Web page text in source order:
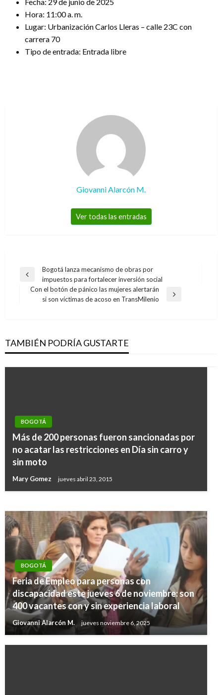
Hora: 11:00 a. m.
Lugar: Urbanización Carlos Lleras – calle 23C con
carrera 70
Tipo de entrada: Entrada libre
Giovanni Alarcón M.
Ver todas las entradas
Navegación
entradas
Entrada
anterior
Bogotá lanza mecanismo de obras por
impuestos para fortalecer inversión social
Entrada
Con el botón de pánico las mujeres alertarán
si son víctimas de acoso en TransMilenio
TAMBIÉN PODRÍA GUSTARTE
BOGOTÁ
Más de 200 personas fueron sancionadas por
no acatar las restricciones en Día sin carro y
sin moto
Mary Gomez jueves abril 23, 2015
Comienza la segunda temporada de lluvias en
BOGOTÁ
Feria de Empleo para personas con
discapacidad este jueves 6 de noviembre: son
400 vacantes con y sin experiencia laboral
Giovanni Alarcón M. jueves noviembre 6, 2025